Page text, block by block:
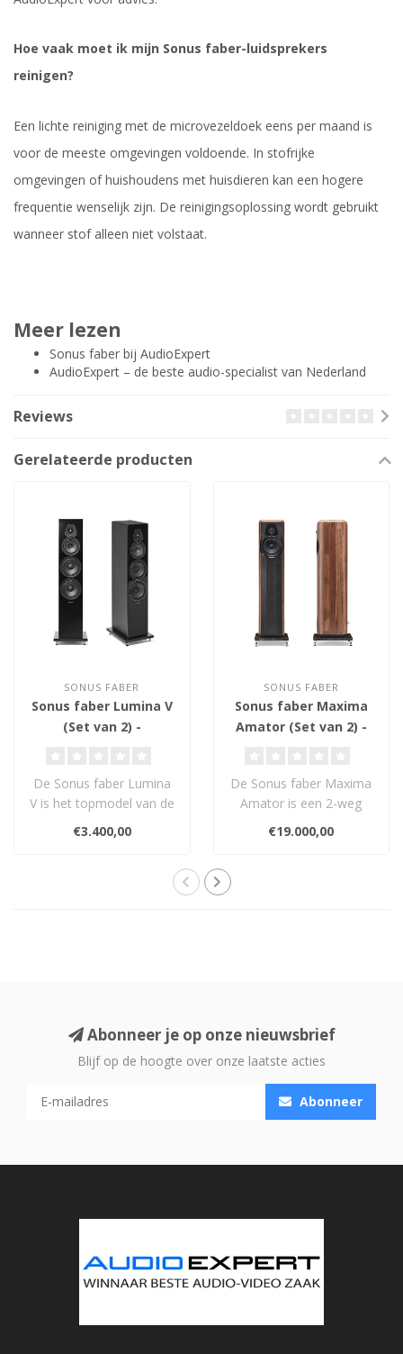
Hoe vaak moet ik mijn Sonus faber-luidsprekers
reinigen?
Een lichte reiniging met de microvezeldoek eens per maand is
voor de meeste omgevingen voldoende. In stofrijke
omgevingen of huishoudens met huisdieren kan een hogere
frequentie wenselijk zijn. De reinigingsoplossing wordt gebruikt
wanneer stof alleen niet volstaat.
Meer lezen
Sonus faber bij AudioExpert
AudioExpert – de beste audio-specialist van Nederland
Reviews
Gerelateerde producten
SONUS FABER
Sonus faber Lumina V
(Set van 2) -
De Sonus faber Lumina
V is het topmodel van de
vloerstaa..
€3.400,00
SONUS FABER
Sonus faber Maxima
Amator (Set van 2) -
De Sonus faber Maxima
Amator is een 2-weg
massief houten ka..
€19.000,00
Abonneer je op onze nieuwsbrief
Blijf op de hoogte over onze laatste acties
Abonneer